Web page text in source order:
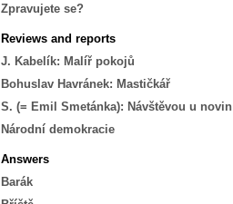
Zpravujete se?
Reviews and reports
J. Kabelík: Malíř pokojů
Bohuslav Havránek: Mastičkář
S. (= Emil Smetánka): Návštěvou u novin
Národní demokracie
Answers
Barák